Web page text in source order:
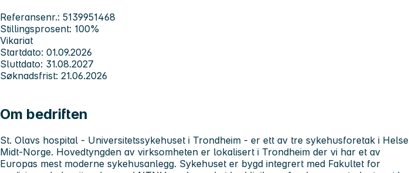
Referansenr.: 5139951468
Stillingsprosent: 100%
Vikariat
Startdato: 01.09.2026
Sluttdato: 31.08.2027
Søknadsfrist: 21.06.2026
Om bedriften
St. Olavs hospital - Universitetssykehuset i Trondheim - er ett av tre sykehusforetak i Helse
Midt-Norge. Hovedtyngden av virksomheten er lokalisert i Trondheim der vi har et av
Europas mest moderne sykehusanlegg. Sykehuset er bygd integrert med Fakultet for